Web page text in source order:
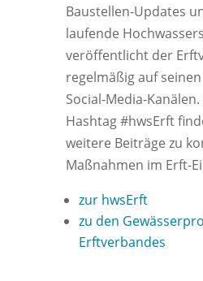
Baustellen‑Updates
laufende
veröffentlicht der
regelmäßig auf seinen
Hashtag #hwsErft
weitere Beiträge zu
Maßnahmen im Erft-
zur hwsErft
zu den
Erftverbandes